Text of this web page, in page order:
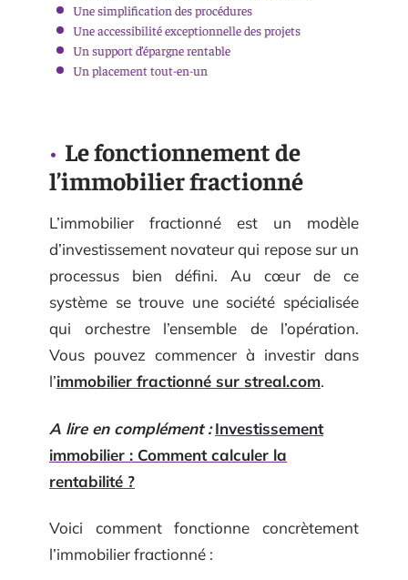
Une simplification des procédures
Une accessibilité exceptionnelle des projets
Un support d’épargne rentable
Un placement tout-en-un
Le fonctionnement de
l’immobilier fractionné
L’immobilier fractionné est un modèle
d’investissement novateur qui repose sur un
processus bien défini. Au cœur de ce
système se trouve une société spécialisée
qui orchestre l’ensemble de l’opération.
Vous pouvez commencer à investir dans
l’immobilier fractionné sur streal.com.
A lire en complément : Investissement
immobilier : Comment calculer la
rentabilité ?
Voici comment fonctionne concrètement
l’immobilier fractionné :